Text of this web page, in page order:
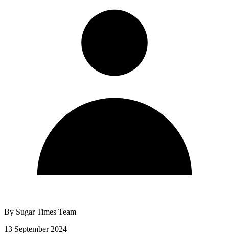
By Sugar Times Team
13 September 2024